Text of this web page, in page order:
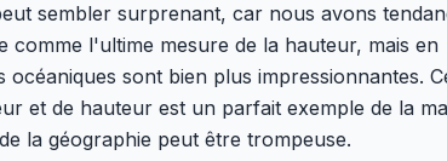
sembler surprenant, car nous avons
comme l'ultime mesure de la hauteur, mais en
sont bien plus impressionnantes.
et de hauteur est un parfait exemple de la
la géographie peut être trompeuse.